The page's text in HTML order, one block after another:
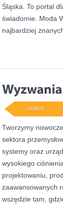
Śląska. To portal
świadomie. Moda
najbardziej
ADMIN
Tworzymy
sektora
systemy oraz
wysokiego
projektowaniu,
zaawansowanych
wszędzie tam,